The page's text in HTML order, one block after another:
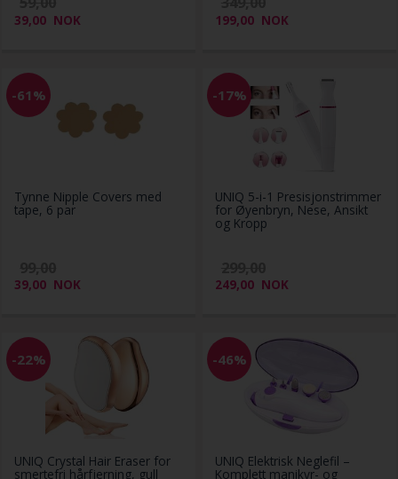
39,00 NOK 199,00 NOK
-61%
Tynne Nipple Covers med
tape, 6 par
39,00 NOK
-17%
UNIQ 5-i-1 Presisjonstrimmer
for Øyenbryn, Nese, Ansikt
og Kropp
249,00 NOK
-22%
UNIQ Crystal Hair Eraser for
smertefri hårfjerning, gull
-46%
UNIQ Elektrisk Neglefil –
Komplett manikyr- og